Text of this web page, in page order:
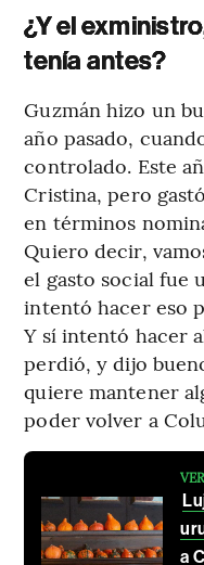
¿Y el
tenía antes?
Guzmán hizo un
año pasado,
controlado. Este
Cristina, pero
en términos
Quiero decir,
el gasto social fue
intentó hacer eso
Y sí intentó hacer
perdió, y dijo
quiere mantener
poder volver a
a